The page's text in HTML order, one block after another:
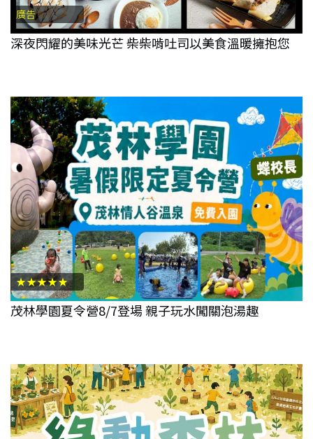
廣告
深夜閃耀的美味光芒 柴柴啃吐司以美食溫暖擁抱您
★★★★★
茂林學園夏令營8/7登場 親子玩水闖關泡湯趣